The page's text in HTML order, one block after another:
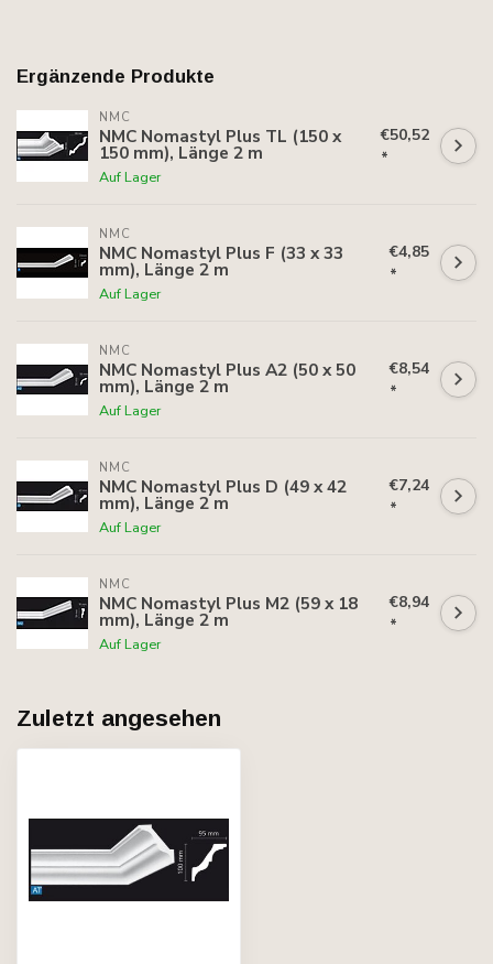
Ergänzende Produkte
NMC
NMC Nomastyl Plus TL (150 x
150 mm), Länge 2 m
Auf Lager
€50,52
*
NMC
NMC Nomastyl Plus F (33 x 33
mm), Länge 2 m
Auf Lager
€4,85
*
NMC
NMC Nomastyl Plus A2 (50 x 50
mm), Länge 2 m
Auf Lager
€8,54
*
NMC
NMC Nomastyl Plus D (49 x 42
mm), Länge 2 m
Auf Lager
€7,24
*
NMC
NMC Nomastyl Plus M2 (59 x 18
mm), Länge 2 m
Auf Lager
€8,94
*
Zuletzt angesehen